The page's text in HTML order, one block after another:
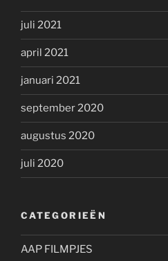
juli 2021
april 2021
januari 2021
september 2020
augustus 2020
juli 2020
CATEGORIEËN
AAP FILMPJES